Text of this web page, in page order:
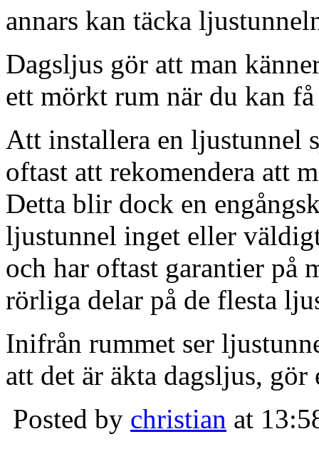
annars kan täcka
Dagsljus gör att man
ett mörkt rum när du kan
Att installera en ljustunnel
oftast att rekomendera att
Detta blir dock en
ljustunnel inget eller
och har oftast garantier på
rörliga delar på de flesta
Inifrån rummet ser
att det är äkta dagsljus,
Posted by christian at